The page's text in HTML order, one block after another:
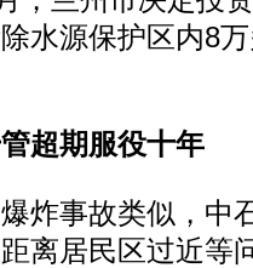
水源保护区内8
超期服役十年
事故类似，中
离居民区过近等